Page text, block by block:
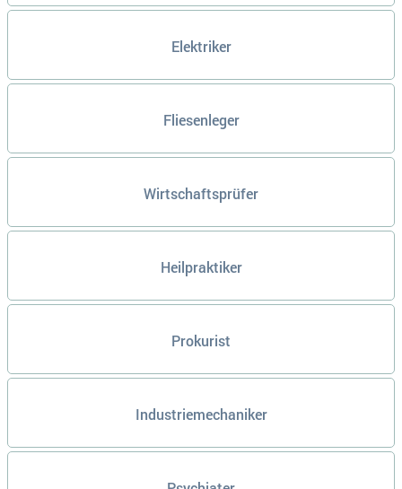
Elektriker
Fliesenleger
Wirtschaftsprüfer
Heilpraktiker
Prokurist
Industriemechaniker